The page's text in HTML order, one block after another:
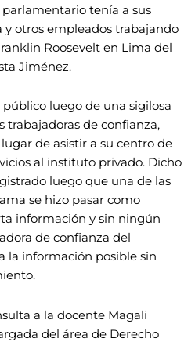
tenía a sus
y otros empleados trabajando
Roosevelt en Lima del
Jiménez.
luego de una sigilosa
trabajadoras de confianza,
de asistir a su centro de
al instituto privado. Dicho
luego que una de las
se hizo pasar como
información y sin ningún
de confianza del
la información posible sin
a la docente Magali
del área de Derecho